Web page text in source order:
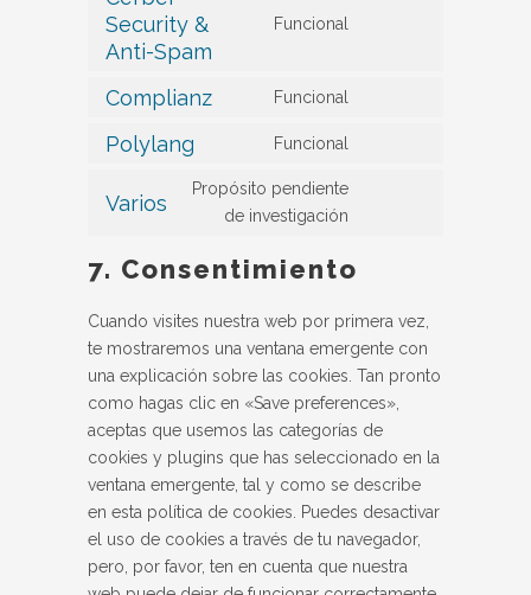
Security &
Anti-Spam
Funcional
Complianz Funcional
Polylang Funcional
Varios
Propósito pendiente
de investigación
7. Consentimiento
Cuando visites nuestra web por primera vez,
te mostraremos una ventana emergente con
una explicación sobre las cookies. Tan pronto
como hagas clic en «Save preferences»,
aceptas que usemos las categorías de
cookies y plugins que has seleccionado en la
ventana emergente, tal y como se describe
en esta política de cookies. Puedes desactivar
el uso de cookies a través de tu navegador,
pero, por favor, ten en cuenta que nuestra